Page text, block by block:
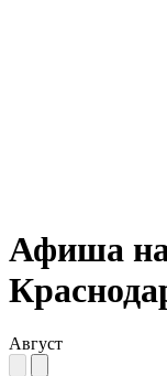
Афиша на
Август